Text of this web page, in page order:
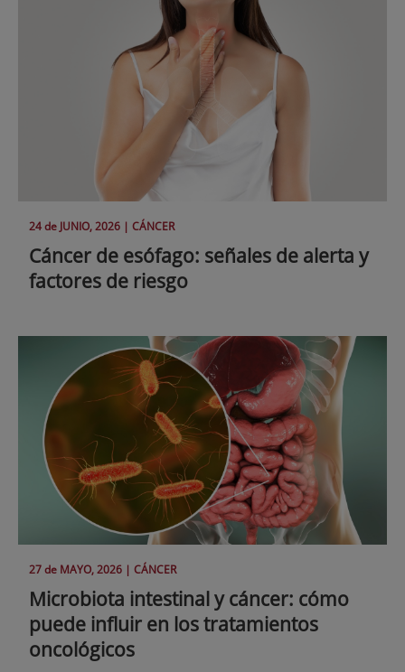
24 de JUNIO, 2026 | CÁNCER
Cáncer de esófago: señales de alerta y
factores de riesgo
27 de MAYO, 2026 | CÁNCER
Microbiota intestinal y cáncer: cómo
puede influir en los tratamientos
oncológicos